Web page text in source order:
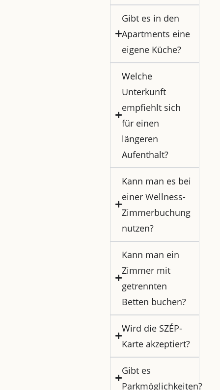
Gibt es in den
Apartments eine
eigene Küche?
Welche
Unterkunft
empfiehlt sich
für einen
längeren
Aufenthalt?
Kann man es bei
einer Wellness-
Zimmerbuchung
nutzen?
Kann man ein
Zimmer mit
getrennten
Betten buchen?
Wird die SZÉP-
Karte akzeptiert?
Gibt es
Parkmöglichkeiten?